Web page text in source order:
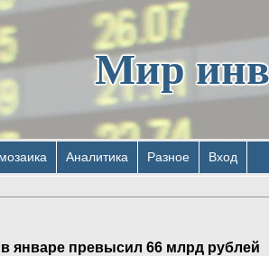
Мир
Аналитика Разное Вход
январе превысил 66 млрд рублей